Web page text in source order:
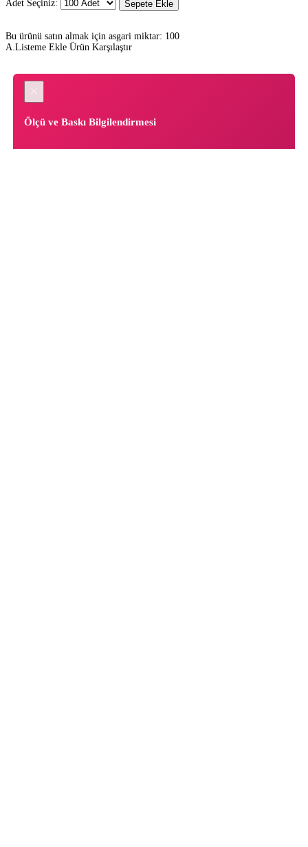
Adet Seçiniz: Sepete Ekle
Bu ürünü satın almak için asgari miktar: 100
A.Listeme Ekle Ürün Karşılaştır
Ölçü ve Baskı Bilgilendirmesi